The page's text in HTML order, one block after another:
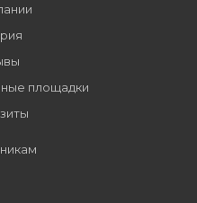
площадки